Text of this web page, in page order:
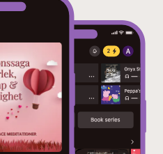
kan du också göra
av den behagliga
den ofta
Inledande musik av
Tanyà.
Sophie Grace
och översättare som
guidade
för att hon själv saknade